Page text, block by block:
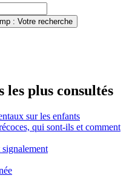
: Votre recherche
les plus consultés
sur les enfants
qui sont-ils et comment